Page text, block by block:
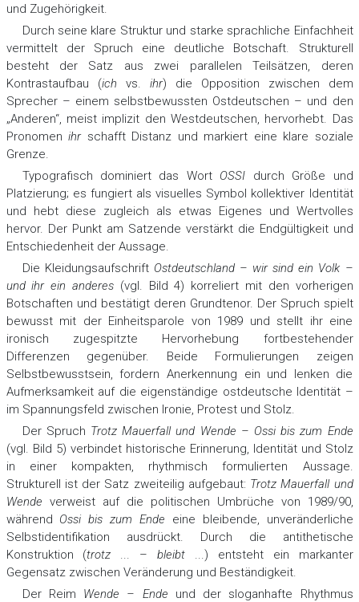
und Zugehörigkeit.
Durch seine klare Struktur und starke sprachliche Einfachheit
vermittelt der Spruch eine deutliche Botschaft. Strukturell
besteht der Satz aus zwei parallelen Teilsätzen, deren
Kontrastaufbau (ich vs. ihr) die Opposition zwischen dem
Sprecher – einem selbstbewussten Ostdeutschen – und den
„Anderen“, meist implizit den Westdeutschen, hervorhebt. Das
Pronomen ihrschafft Distanz und markiert eine klare soziale
Grenze.
Typografisch dominiert das WortOSSI durch Größe und
Platzierung; es fungiert als visuelles Symbol kollektiver Identität
und hebt diese zugleich als etwas Eigenes und Wertvolles
hervor. Der Punkt am Satzende verstärkt die Endgültigkeit und
Entschiedenheit der Aussage.
Die KleidungsaufschriftOstdeutschland – wir sind ein Volk –
und ihr ein anderes(vgl. Bild 4) korreliert mit den vorherigen
Botschaften und bestätigt deren Grundtenor. Der Spruch spielt
bewusst mit der Einheitsparole von 1989 und stellt ihr eine
ironisch zugespitzte Hervorhebung fortbestehender
Differenzen gegenüber. Beide Formulierungen zeigen
Selbstbewusstsein, fordern Anerkennung ein und lenken die
Aufmerksamkeit auf die eigenständige ostdeutsche Identität –
im Spannungsfeld zwischen Ironie, Protest und Stolz.
Der Spruch Trotz Mauerfall und Wende – Ossi bis zum Ende
(vgl. Bild 5) verbindet historische Erinnerung, Identität und Stolz
in einer kompakten, rhythmisch formulierten Aussage.
Strukturell ist der Satz zweiteilig aufgebaut: Trotz Mauerfall und
Wende verweist auf die politischen Umbrüche von 1989/90,
während Ossi bis zum Ende eine bleibende, unveränderliche
Selbstidentifikation ausdrückt. Durch die antithetische
Konstruktion (trotz ... – bleibt ...) entsteht ein markanter
Gegensatz zwischen Veränderung und Beständigkeit.
Der Reim Wende – Ende und der sloganhafte Rhythmus